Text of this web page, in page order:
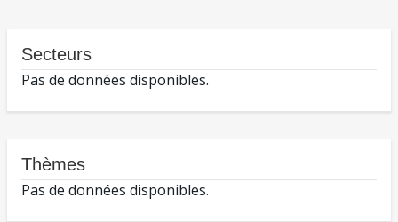
Secteurs
Pas de données disponibles.
Thèmes
Pas de données disponibles.